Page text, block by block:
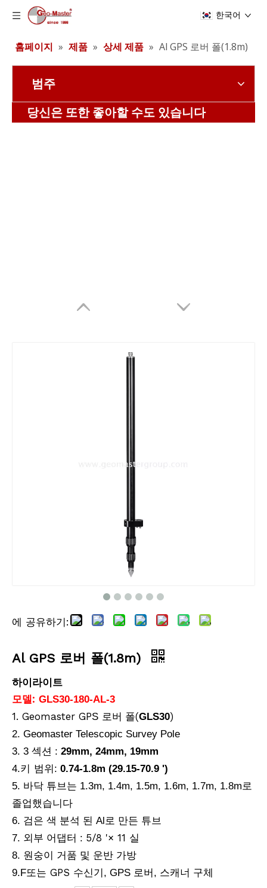
한국어
홈페이지 » 제품 » 상세 제품 » Al GPS 로버 폴(1.8m)
범주
당신은 또한 좋아할 수도 있습니다
에 공유하기:
Al GPS 로버 폴(1.8m)
하이라이트
모델: GLS30-180-AL-3
1. Geomaster GPS 로버 폴(GLS30)
2. Geomaster Telescopic Survey Pole
3. 3 섹션 : 29mm, 24mm, 19mm
4.키 범위: 0.74-1.8m (29.15-70.9 ')
5. 바닥 튜브는 1.3m, 1.4m, 1.5m, 1.6m, 1.7m, 1.8m로
졸업했습니다
6. 검은 색 분석 된 Al로 만든 튜브
7. 외부 어댑터 : 5/8 '× 11 실
8. 원숭이 거품 및 운반 가방
9.F또는 GPS 수신기, GPS 로버, 스캐너 구체